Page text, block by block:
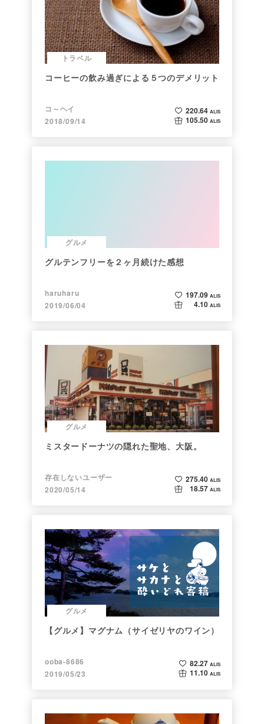
トラベル
コーヒーの飲み過ぎによる５つのデメリット
コ～ヘイ
2018/09/14
220.64 ALIS
105.50 ALIS
グルメ
グルテンフリーを２ヶ月続けた感想
haruharu
2019/06/04
197.09 ALIS
4.10 ALIS
グルメ
ミスタードーナツの隠れた聖地、大阪。
存在しないユーザー
2020/05/14
275.40 ALIS
18.57 ALIS
グルメ
【グルメ】マグナム（サイゼリヤのワイン）
ooba-8686
2019/05/23
82.27 ALIS
11.10 ALIS